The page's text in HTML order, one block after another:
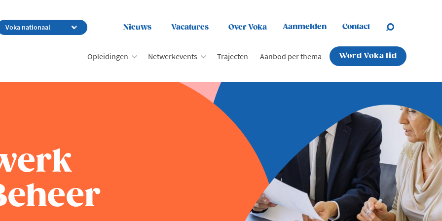
Nieuws Vacatures Over Voka Aanmelden Contact
Opleidingen Netwerkevents Trajecten Aanbod per thema Word Voka lid